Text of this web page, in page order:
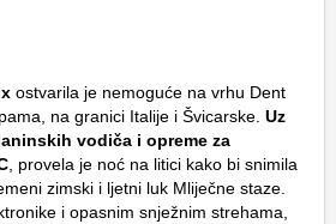
ostvarila je nemoguće na vrhu Dent
na granici Italije i Švicarske. Uz
vodiča i opreme za
, provela je noć na litici kako bi snimila
zimski i ljetni luk Mliječne staze.
i opasnim snježnim strehama,